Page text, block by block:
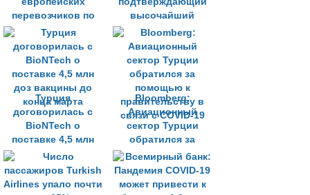
перевозчиков по
количеству
ежедневных
рейсов
высочайший
уровень
обслуживания
Турция
договорилась с
BioNTech о
поставке 4,5 млн
доз вакцины до
конца марта
Bloomberg:
Авиационный
сектор Турции
обратился за
помощью к
правительству в
связи с COVID-19